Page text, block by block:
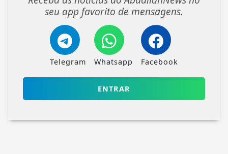
seu app favorito de mensagens.
Telegram Whatsapp Facebook
ENTRAR